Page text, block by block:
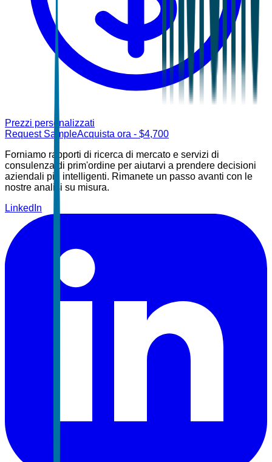
Prezzi personalizzati
Request SampleAcquista ora - $4,700
Forniamo rapporti di ricerca di mercato e servizi di
consulenza di prim'ordine per aiutarvi a prendere decisioni
aziendali più intelligenti. Rimanete un passo avanti con le
nostre analisi su misura.
LinkedIn